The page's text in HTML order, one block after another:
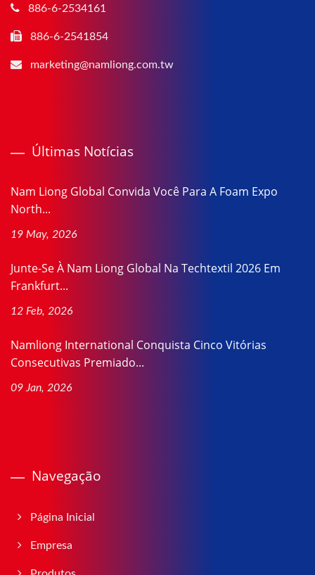
886-6-2534161
886-6-2541854
marketing@namliong.com.tw
Últimas Notícias
Nam Liong Global Convida Você Para A Foam Expo
North...
19 May, 2026
Junte-Se À Nam Liong Global Na Techtextil 2026 Em
Frankfurt...
12 Feb, 2026
Namliong International Conquista Cinco Vitórias
Consecutivas Premiado...
09 Jan, 2026
Navegação
Página Inicial
Empresa